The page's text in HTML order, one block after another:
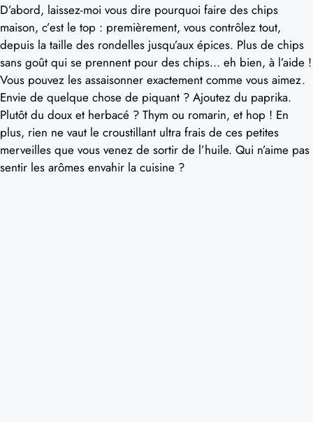
D’abord, laissez-moi vous dire pourquoi faire des chips
maison, c’est le top : premièrement, vous contrôlez tout,
depuis la taille des rondelles jusqu’aux épices. Plus de chips
sans goût qui se prennent pour des chips… eh bien, à l’aide !
Vous pouvez les assaisonner exactement comme vous aimez.
Envie de quelque chose de piquant ? Ajoutez du paprika.
Plutôt du doux et herbacé ? Thym ou romarin, et hop ! En
plus, rien ne vaut le croustillant ultra frais de ces petites
merveilles que vous venez de sortir de l’huile. Qui n’aime pas
sentir les arômes envahir la cuisine ?